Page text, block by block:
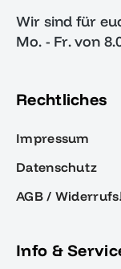
Wir sind für
Mo. - Fr. von
Rechtliches
Impressum
Datenschutz
AGB /
Info &